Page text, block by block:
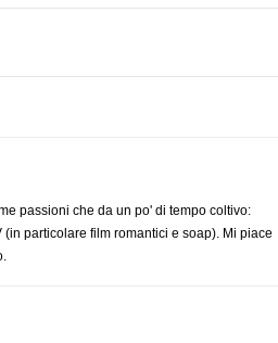
passioni che da un po' di tempo coltivo:
particolare film romantici e soap). Mi piace